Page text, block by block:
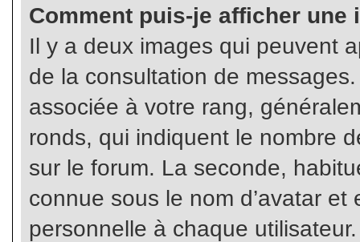
Comment puis-je afficher une
Il y a deux images qui peuvent
de la consultation de
associée à votre rang,
ronds, qui indiquent le nombre
sur le forum. La seconde,
connue sous le nom d’avatar
personnelle à chaque